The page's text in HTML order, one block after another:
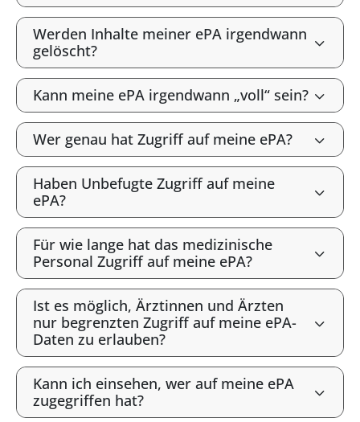
Werden Inhalte meiner ePA irgendwann
gelöscht?
Kann meine ePA irgendwann „voll“ sein?
Wer genau hat Zugriff auf meine ePA?
Haben Unbefugte Zugriff auf meine
ePA?
Für wie lange hat das medizinische
Personal Zugriff auf meine ePA?
Ist es möglich, Ärztinnen und Ärzten
nur begrenzten Zugriff auf meine ePA-
Daten zu erlauben?
Kann ich einsehen, wer auf meine ePA
zugegriffen hat?